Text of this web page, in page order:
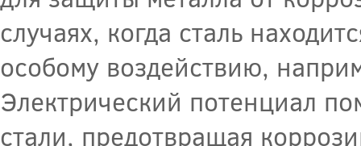
случаях, когда сталь
особому воздействию,
Электрический потенциал
стали, предотвращая